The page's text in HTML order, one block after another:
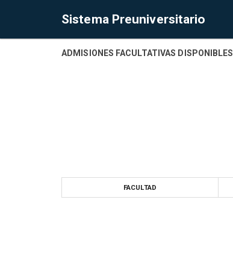
Sistema Preuniversitario
ADMISIONES FACULTATIVAS DISPONIBLES
FACULTAD